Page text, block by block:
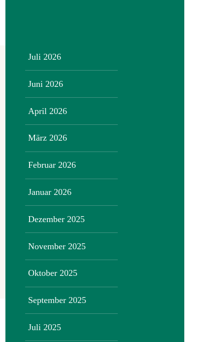
Juli 2026
Juni 2026
April 2026
März 2026
Februar 2026
Januar 2026
Dezember 2025
November 2025
Oktober 2025
September 2025
Juli 2025